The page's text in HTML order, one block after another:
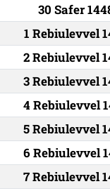
30 Safer
1 Rebiulevvel
2 Rebiulevvel
3 Rebiulevvel
4 Rebiulevvel
5 Rebiulevvel
6 Rebiulevvel
7 Rebiulevvel